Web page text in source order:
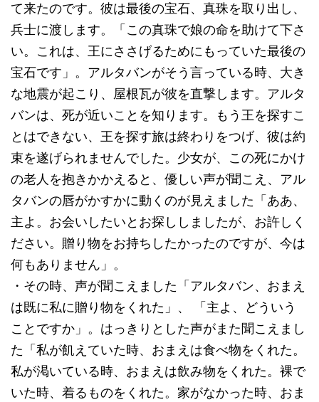
て来たのです。彼は最後の宝石、真珠を取り出し、
兵士に渡します。「この真珠で娘の命を助けて下さ
い。これは、王にささげるためにもっていた最後の
宝石です」。アルタバンがそう言っている時、大き
な地震が起こり、屋根瓦が彼を直撃します。アルタ
バンは、死が近いことを知ります。もう王を探すこ
とはできない、王を探す旅は終わりをつげ、彼は約
束を遂げられませんでした。少女が、この死にかけ
の老人を抱きかかえると、優しい声が聞こえ、アル
タバンの唇がかすかに動くのが見えました「ああ、
主よ。お会いしたいとお探ししましたが、お許しく
ださい。贈り物をお持ちしたかったのですが、今は
何もありません」。
・その時、声が聞こえました「アルタバン、おまえ
は既に私に贈り物をくれた」、 「主よ、どういう
ことですか」。はっきりとした声がまた聞こえまし
た「私が飢えていた時、おまえは食べ物をくれた。
私が渇いている時、おまえは飲み物をくれた。裸で
いた時、着るものをくれた。家がなかった時、おま